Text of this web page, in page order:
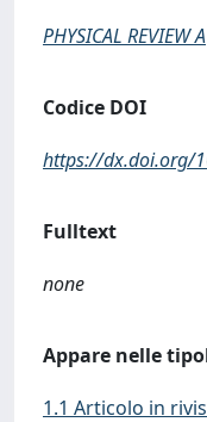
PHYSICAL REVIEW A
Codice DOI
https://dx.doi.org/
Fulltext
none
Appare nelle
1.1 Articolo in